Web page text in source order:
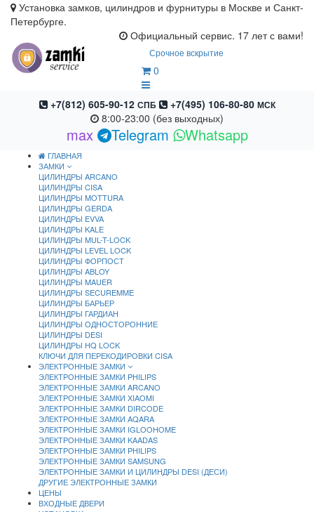
Установка замков, цилиндров и фурнитуры в Москве и Санкт-
Петербурге.
Официальный сервис. 17 лет с вами!
Срочное вскрытие
0
+7(812) 605-90-12 СПБ +7(495) 106-80-80 МСК
8:00-23:00 (без выходных)
max Telegram Whatsapp
ГЛАВНАЯ
ЗАМКИ
ЦИЛИНДРЫ ARCANO
ЦИЛИНДРЫ CISA
ЦИЛИНДРЫ MOTTURA
ЦИЛИНДРЫ GERDA
ЦИЛИНДРЫ EVVA
ЦИЛИНДРЫ KALE
ЦИЛИНДРЫ MUL-T-LOCK
ЦИЛИНДРЫ LEVEL LOCK
ЦИЛИНДРЫ ФОРПОСТ
ЦИЛИНДРЫ ABLOY
ЦИЛИНДРЫ MAUER
ЦИЛИНДРЫ SECUREMME
ЦИЛИНДРЫ БАРЬЕР
ЦИЛИНДРЫ ГАРДИАН
ЦИЛИНДРЫ ОДНОСТОРОННИЕ
ЦИЛИНДРЫ DESI
ЦИЛИНДРЫ HQ LOCK
КЛЮЧИ ДЛЯ ПЕРЕКОДИРОВКИ CISA
ЭЛЕКТРОННЫЕ ЗАМКИ
ЭЛЕКТРОННЫЕ ЗАМКИ PHILIPS
ЭЛЕКТРОННЫЕ ЗАМКИ ARCANO
ЭЛЕКТРОННЫЕ ЗАМКИ XIAOMI
ЭЛЕКТРОННЫЕ ЗАМКИ DIRCODE
ЭЛЕКТРОННЫЕ ЗАМКИ AQARA
ЭЛЕКТРОННЫЕ ЗАМКИ IGLOOHOME
ЭЛЕКТРОННЫЕ ЗАМКИ KAADAS
ЭЛЕКТРОННЫЕ ЗАМКИ PHILIPS
ЭЛЕКТРОННЫЕ ЗАМКИ SAMSUNG
ЭЛЕКТРОННЫЕ ЗАМКИ И ЦИЛИНДРЫ DESI (ДЕСИ)
ДРУГИЕ ЭЛЕКТРОННЫЕ ЗАМКИ
ЦЕНЫ
ВХОДНЫЕ ДВЕРИ